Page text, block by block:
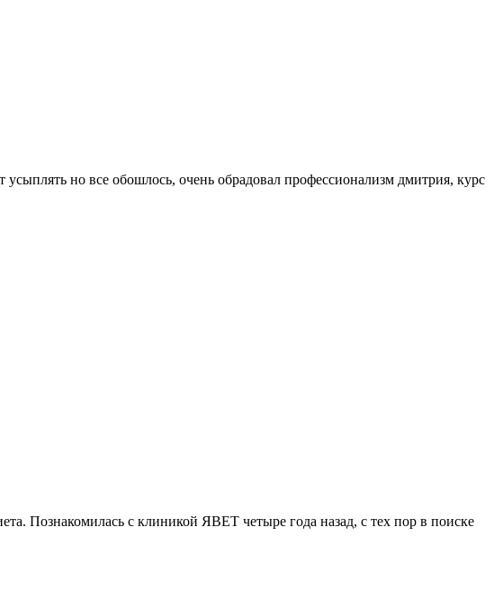
но все обошлось, очень обрадовал профессионализм дмитрия, курс
Познакомилась с клиникой ЯВЕТ четыре года назад, с тех пор в поиске